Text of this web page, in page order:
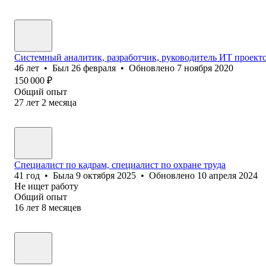
Системный аналитик, разработчик, руководитель ИТ
46 лет • Был 26 февраля • Обновлено 7 ноября 2020
150 000 ₽
Общий опыт
27 лет 2 месяца
Специалист по кадрам, специалист по охране труда
41 год • Была 9 октября 2025 • Обновлено 10 апреля 2024
Не ищет работу
Общий опыт
16 лет 8 месяцев